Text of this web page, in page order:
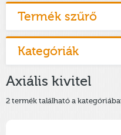
Termék szűrő
Kategóriák
Axiális kivitel
2 termék található a